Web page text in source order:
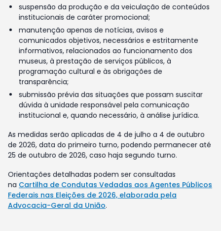
suspensão da produção e da veiculação de conteúdos
institucionais de caráter promocional;
manutenção apenas de notícias, avisos e
comunicados objetivos, necessários e estritamente
informativos, relacionados ao funcionamento dos
museus, à prestação de serviços públicos, à
programação cultural e às obrigações de
transparência;
submissão prévia das situações que possam suscitar
dúvida à unidade responsável pela comunicação
institucional e, quando necessário, à análise jurídica.
As medidas serão aplicadas de 4 de julho a 4 de outubro
de 2026, data do primeiro turno, podendo permanecer até
25 de outubro de 2026, caso haja segundo turno.
Orientações detalhadas podem ser consultadas
na Cartilha de Condutas Vedadas aos Agentes Públicos
Federais nas Eleições de 2026, elaborada pela
Advocacia-Geral da União.